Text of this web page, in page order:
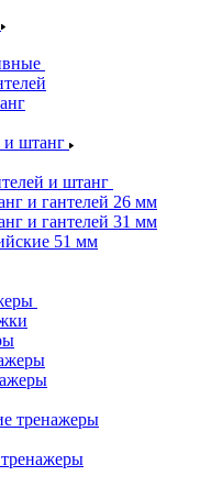
и штанг
и штанг
и гантелей 26 мм
и гантелей 31 мм
51 мм
тренажеры